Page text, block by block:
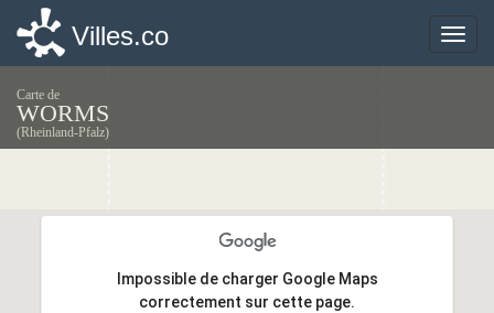
Toggle
Villes.co
Carte de
WORMS
(Rheinland-Pfalz)
Impossible de charger Google Maps
correctement sur cette page.
Impossible de charger Google Maps
correctement sur cette page.
Toggle
Villes.co